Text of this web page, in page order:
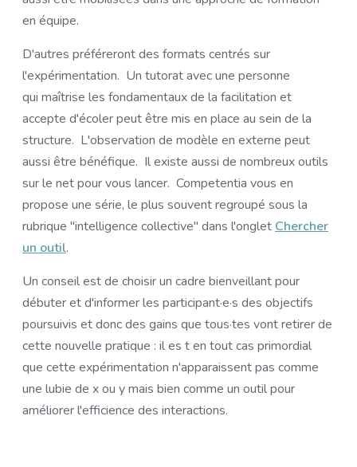
en équipe.
D'autres préféreront des formats centrés sur
l'expérimentation. Un tutorat avec une personne
qui maîtrise les fondamentaux de la facilitation et
accepte d'écoler peut être mis en place au sein de la
structure. L'observation de modèle en externe peut
aussi être bénéfique. Il existe aussi de nombreux outils
sur le net pour vous lancer. Competentia vous en
propose une série, le plus souvent regroupé sous la
rubrique "intelligence collective" dans l'onglet Chercher
un outil.
Un conseil est de choisir un cadre bienveillant pour
débuter et d'informer les participant·e·s des objectifs
poursuivis et donc des gains que tous·tes vont retirer de
cette nouvelle pratique : il es t en tout cas primordial
que cette expérimentation n'apparaissent pas comme
une lubie de x ou y mais bien comme un outil pour
améliorer l'efficience des interactions.